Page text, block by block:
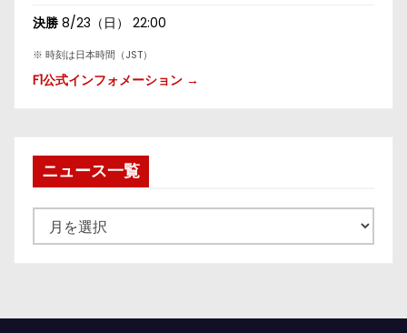
決勝 8/23（日） 22:00
※ 時刻は日本時間（JST）
F1公式インフォメーション →
ニュース一覧
ュ
一